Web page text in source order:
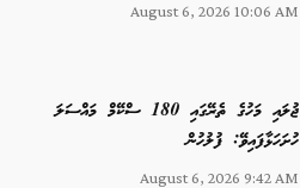
August 6, 2026 10:06 AM
ޖުލައި މަހުގެ ތެރޭގައި 180 ސްކޭމް މައްސަލަ
ހުށަހަޅާފައިވޭ: ފުލުހުން
August 6, 2026 9:42 AM